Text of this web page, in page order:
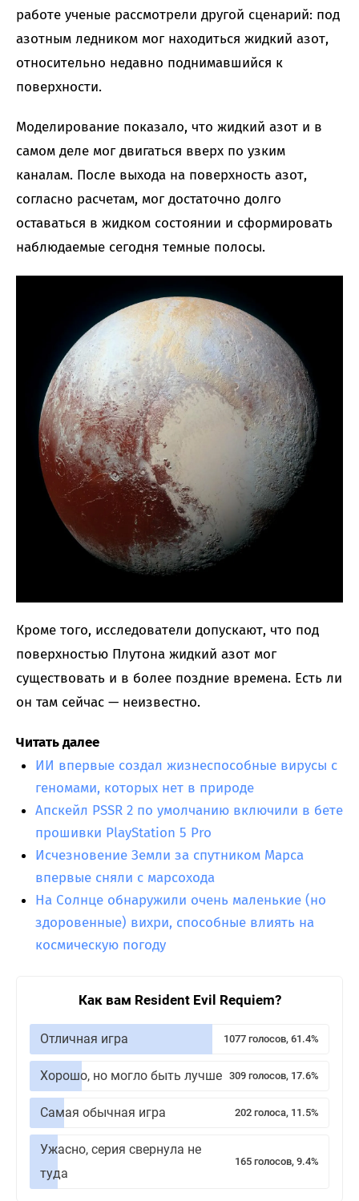
работе ученые рассмотрели другой сценарий: под
азотным ледником мог находиться жидкий азот,
относительно недавно поднимавшийся к
поверхности.
Моделирование показало, что жидкий азот и в
самом деле мог двигаться вверх по узким
каналам. После выхода на поверхность азот,
согласно расчетам, мог достаточно долго
оставаться в жидком состоянии и сформировать
наблюдаемые сегодня темные полосы.
Кроме того, исследователи допускают, что под
поверхностью Плутона жидкий азот мог
существовать и в более поздние времена. Есть ли
он там сейчас — неизвестно.
Читать далее
ИИ впервые создал жизнеспособные вирусы с
геномами, которых нет в природе
Апскейл PSSR 2 по умолчанию включили в бете
прошивки PlayStation 5 Pro
Исчезновение Земли за спутником Марса
впервые сняли с марсохода
На Солнце обнаружили очень маленькие (но
здоровенные) вихри, способные влиять на
космическую погоду
Как вам Resident Evil Requiem?
Отличная игра 1077 голосов, 61.4%
Хорошо, но могло быть лучше 309 голосов, 17.6%
Самая обычная игра 202 голоса, 11.5%
Ужасно, серия свернула не
туда
165 голосов, 9.4%